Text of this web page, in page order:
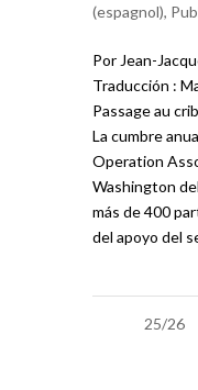
(espagnol),
Por Jean-
Traducción :
Passage au
La cumbre
Operation
Washington
más de 400
del apoyo del
25/26